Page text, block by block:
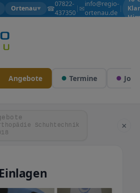
Ortenau▼ ☎07822-
437350
| ✉info@regio-
ortenau.de
|
Angebote Termine Jobs
Schuhtechnik
×